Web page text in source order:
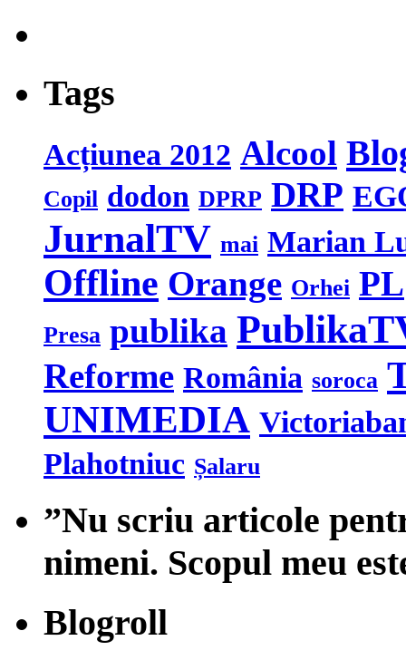
Tags
Acțiunea 2012 Alcool
Copil dodon DPRP DRP
JurnalTV mai Marian
Offline Orange Orhei PL
Presa publika
Reforme România soroca
UNIMEDIA
Plahotniuc Șalaru
”Nu scriu articole
nimeni. Scopul meu
Blogroll